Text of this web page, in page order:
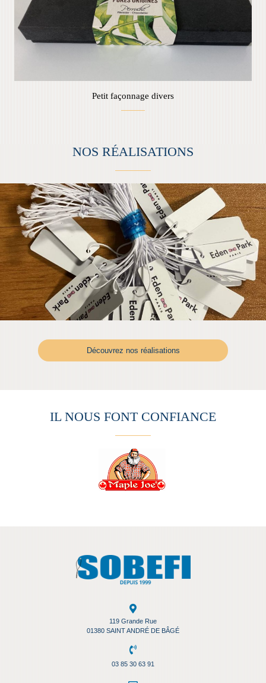
Petit façonnage divers
NOS RÉALISATIONS
Découvrez nos réalisations
IL NOUS FONT CONFIANCE
119 Grande Rue
01380 SAINT ANDRÉ DE BÂGÉ
03 85 30 63 91